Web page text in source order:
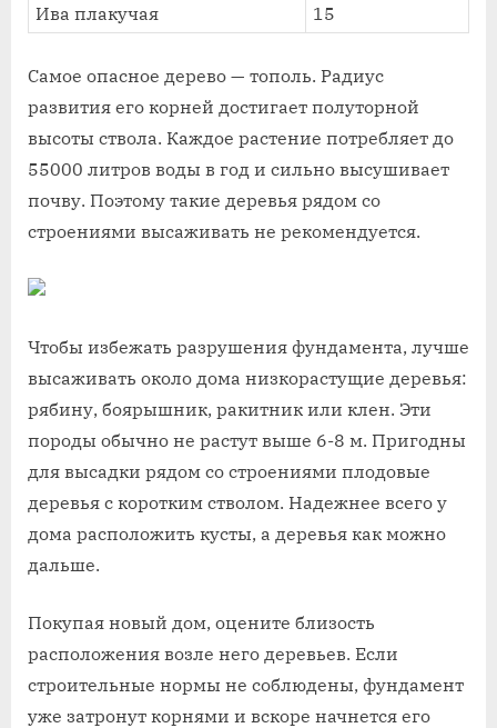
Ива плакучая
15
Самое опасное дерево — тополь. Радиус
развития его корней достигает полуторной
высоты ствола. Каждое растение потребляет до
55000 литров воды в год и сильно высушивает
почву. Поэтому такие деревья рядом со
строениями высаживать не рекомендуется.
Чтобы избежать разрушения фундамента, лучше
высаживать около дома низкорастущие деревья:
рябину, боярышник, ракитник или клен. Эти
породы обычно не растут выше 6-8 м. Пригодны
для высадки рядом со строениями плодовые
деревья с коротким стволом. Надежнее всего у
дома расположить кусты, а деревья как можно
дальше.
Покупая новый дом, оцените близость
расположения возле него деревьев. Если
строительные нормы не соблюдены, фундамент
уже затронут корнями и вскоре начнется его